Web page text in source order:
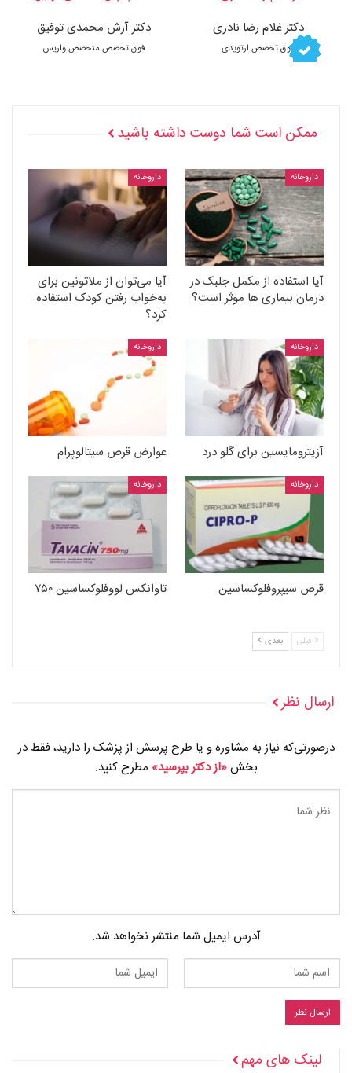
دکتر غلام رضا نادری
فوق تخصص ارتوپدی
دکتر آرش محمدی توفیق
فوق تخصص متخصص واریس
ممکن است شما دوست داشته باشید
داروخانه
آیا استفاده از مکمل جلبک در
درمان بیماری ها موثر است؟
داروخانه
آیا می‌توان از ملاتونین برای
به‌خواب رفتن کودک استفاده
کرد؟
داروخانه
آزیترومایسین برای گلو درد
داروخانه
عوارض قرص سیتالوپرام
داروخانه
قرص سیپروفلوکساسین
داروخانه
تاوانکس لووفلوکساسین ۷۵۰
قبلی بعدی
ارسال نظر
درصورتی‌که نیاز به مشاوره و یا طرح پرسش از پزشک را دارید، فقط در
بخش«از دکتر بپرسید» مطرح کنید.
آدرس ایمیل شما منتشر نخواهد شد.
لینک های مهم